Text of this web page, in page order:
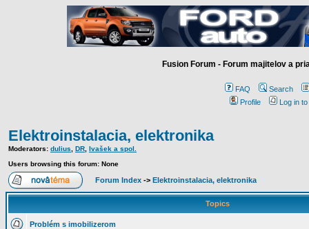
Fusion Forum - Forum majitelov a
FAQ
Search
Profile
Log in
Elektroinstalacia, elektronika
Moderators: dulius DR Ivašek a spol.
Users browsing this forum: None
Forum Index -> Elektroinstalacia, elektronika
Topics
Problém s imobilizerom